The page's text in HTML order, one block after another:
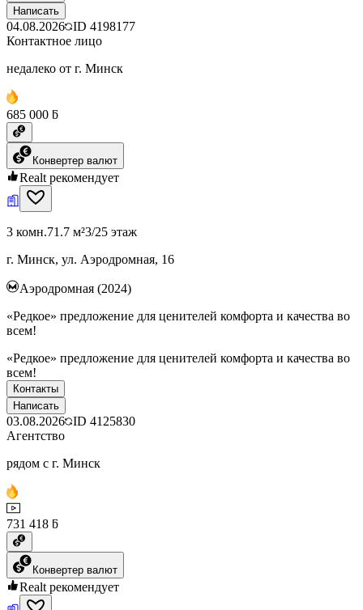
Написать
04.08.2026 ID 4198177
Контактное лицо
недалеко от г. Минск
685 000 ƃ
Конвертер валют
Realt рекомендует
3 комн.71.7 м²3/25 этаж
г. Минск, ул. Аэродромная, 16
Аэродромная (2024)
«Редкое» предложение для ценителей комфорта и качества во
всем!
«Редкое» предложение для ценителей комфорта и качества во
всем!
Контакты
Написать
03.08.2026 ID 4125830
Агентство
рядом с г. Минск
731 418 ƃ
Конвертер валют
Realt рекомендует